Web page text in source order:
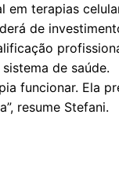
em terapias
de
de saúde.
funcionar. Ela
resume Stefani.